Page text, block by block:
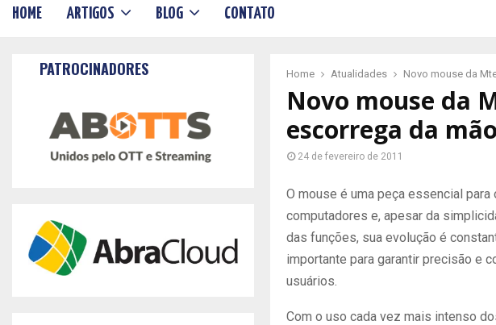
HOME ARTIGOS BLOG CONTATO
Home Atualidades Novo mouse da
Novo mouse da
escorrega da mão
24 de fevereiro de 2011
O mouse é uma peça essencial para
computadores e, apesar da
das funções, sua evolução é
importante para garantir precisão e
usuários.
Com o uso cada vez mais intenso
PATROCINADORES